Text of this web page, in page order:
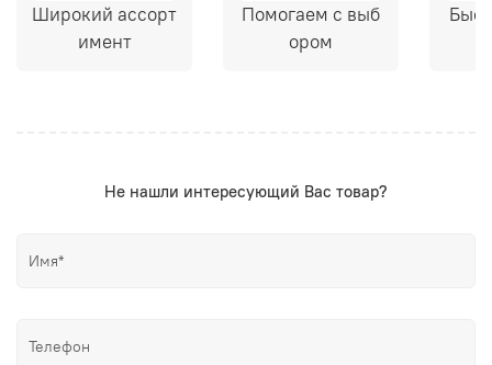
Широкий ассорт
имент
Помогаем с выб
ором
Не нашли интересующий Вас товар?